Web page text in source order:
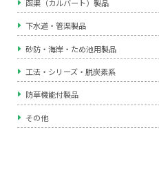
函渠（カルバート）製品
下水道・管渠製品
砂防・海岸・ため池用製品
工法・シリーズ・脱炭素系
防草機能付製品
その他